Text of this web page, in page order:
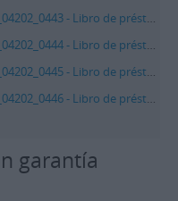
- Libro de préstamos agrícolas con garantía personal
- Libro de préstamos agrícolas
- Libro de préstamos agrícolas con garantía personal
- Libro de préstamos agrícolas con garantía personal
garantía